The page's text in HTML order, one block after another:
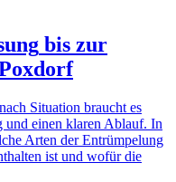
bis zur
Situation braucht es
und einen klaren Ablauf. In
Arten der Entrümpelung
ist und wofür die